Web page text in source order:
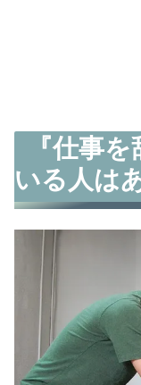
『仕事
いる人は